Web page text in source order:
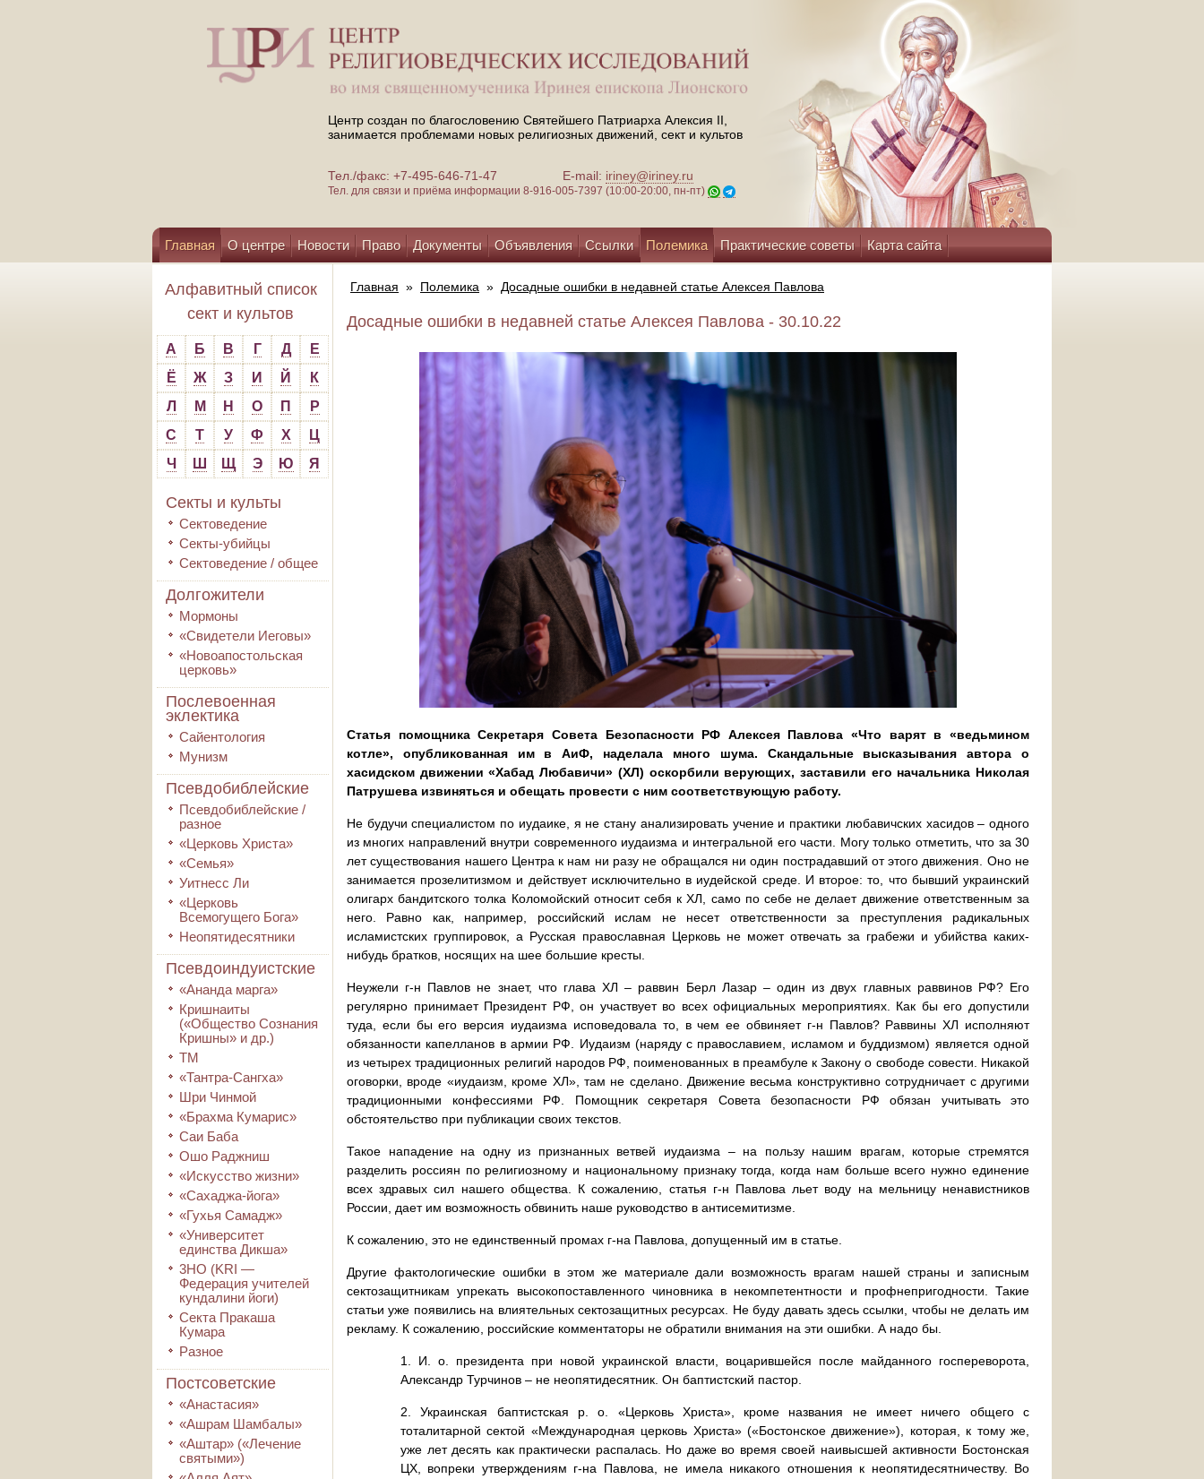
Центр создан по благословению Святейшего Патриарха Алексия II,
занимается проблемами новых религиозных движений, сект и культов
Тел./факс: +7-495-646-71-47 E-mail: iriney@iriney.ru
Тел. для связи и приёма информации 8-916-005-7397 (10:00-20:00, пн-пт)
Главная О центре Новости Право Документы Объявления Ссылки Полемика Практические советы Карта сайта
Помощь центру
Алфавитный список
сект и культов
А Б В Г Д
Е
Ё
Ж З И Й
К
Л
М Н О П
Р
С
Т У Ф Х
Ц
Ч
Ш Щ Э Ю Я
Секты и культы
Сектоведение
Секты-убийцы
Сектоведение / общее
Долгожители
Мормоны
«Свидетели Иеговы»
«Новоапостольская
церковь»
Послевоенная
эклектика
Сайентология
Мунизм
Псевдобиблейские
Псевдобиблейские /
разное
«Церковь Христа»
«Семья»
Уитнесс Ли
«Церковь
Всемогущего Бога»
Неопятидесятники
Псевдоиндуистские
«Ананда марга»
Кришнаиты
(«Общество Сознания
Кришны» и др.)
ТМ
«Тантра-Сангха»
Шри Чинмой
«Брахма Кумарис»
Саи Баба
Ошо Раджниш
«Искусство жизни»
«Сахаджа-йога»
«Гухья Самадж»
«Университет
единства Дикша»
3HO (KRI ―
Федерация учителей
кундалини йоги)
Секта Пракаша
Кумара
Разное
Постсоветские
«Анастасия»
«Ашрам Шамбалы»
«Аштар» («Лечение
святыми»)
Главная » Полемика » Досадные ошибки в недавней статье Алексея Павлова
Досадные ошибки в недавней статье Алексея Павлова - 30.10.22
Статья помощника Секретаря Совета Безопасности РФ Алексея Павлова «Что варят в «ведьмином
котле», опубликованная им в АиФ, наделала много шума. Скандальные высказывания автора о
хасидском движении «Хабад Любавичи» (ХЛ) оскорбили верующих, заставили его начальника Николая
Патрушева извиняться и обещать провести с ним соответствующую работу.
Не будучи специалистом по иудаике, я не стану анализировать учение и практики любавичских хасидов – одного
из многих направлений внутри современного иудаизма и интегральной его части. Могу только отметить, что за 30
лет существования нашего Центра к нам ни разу не обращался ни один пострадавший от этого движения. Оно не
занимается прозелитизмом и действует исключительно в иудейской среде. И второе: то, что бывший украинский
олигарх бандитского толка Коломойский относит себя к ХЛ, само по себе не делает движение ответственным за
него. Равно как, например, российский ислам не несет ответственности за преступления радикальных
исламистских группировок, а Русская православная Церковь не может отвечать за грабежи и убийства каких-
нибудь братков, носящих на шее большие кресты.
Неужели г-н Павлов не знает, что глава ХЛ – раввин Берл Лазар – один из двух главных раввинов РФ? Его
регулярно принимает Президент РФ, он участвует во всех официальных мероприятиях. Как бы его допустили
туда, если бы его версия иудаизма исповедовала то, в чем ее обвиняет г-н Павлов? Раввины ХЛ исполняют
обязанности капелланов в армии РФ. Иудаизм (наряду с православием, исламом и буддизмом) является одной
из четырех традиционных религий народов РФ, поименованных в преамбуле к Закону о свободе совести. Никакой
оговорки, вроде «иудаизм, кроме ХЛ», там не сделано. Движение весьма конструктивно сотрудничает с другими
традиционными конфессиями РФ. Помощник секретаря Совета безопасности РФ обязан учитывать это
обстоятельство при публикации своих текстов.
Такое нападение на одну из признанных ветвей иудаизма – на пользу нашим врагам, которые стремятся
разделить россиян по религиозному и национальному признаку тогда, когда нам больше всего нужно единение
всех здравых сил нашего общества. К сожалению, статья г-н Павлова льет воду на мельницу ненавистников
России, дает им возможность обвинить наше руководство в антисемитизме.
К сожалению, это не единственный промах г-на Павлова, допущенный им в статье.
Другие фактологические ошибки в этом же материале дали возможность врагам нашей страны и записным
сектозащитникам упрекать высокопоставленного чиновника в некомпетентности и профнепригодности. Такие
статьи уже появились на влиятельных сектозащитных ресурсах. Не буду давать здесь ссылки, чтобы не делать им
рекламу. К сожалению, российские комментаторы не обратили внимания на эти ошибки. А надо бы.
1. И. о. президента при новой украинской власти, воцарившейся после майданного госпереворота,
Александр Турчинов – не неопятидесятник. Он баптистский пастор.
2. Украинская баптистская р. о. «Церковь Христа», кроме названия не имеет ничего общего с
тоталитарной сектой «Международная церковь Христа» («Бостонское движение»), которая, к тому же,
уже лет десять как практически распалась. Но даже во время своей наивысшей активности Бостонская
ЦХ, вопреки утверждениям г-на Павлова, не имела никакого отношения к неопятидесятничеству. Во